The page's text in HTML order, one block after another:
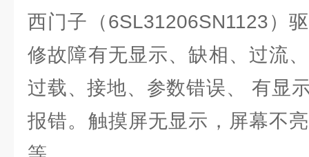
西门子（6SL31206SN1123）
修故障有无显示、缺相、过流
过载、接地、参数错误、 有显
报错。触摸屏无显示，屏幕不